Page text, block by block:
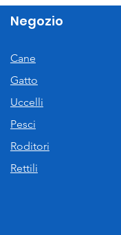
Negozio
Cane
Gatto
Uccelli
Pesci
Roditori
Rettili